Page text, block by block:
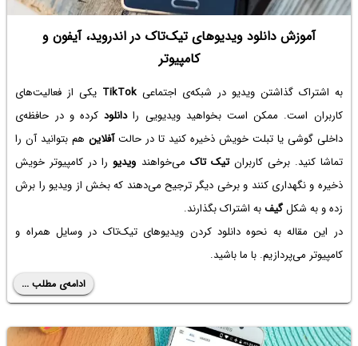
آموزش دانلود ویدیوهای تیک‌تاک در اندروید، آیفون و
کامپیوتر
به اشتراک گذاشتن ویدیو در شبکه‌ی اجتماعی TikTok یکی از فعالیت‌های
کاربران است. ممکن است بخواهید ویدیویی رادانلودکرده و در حافظه‌ی
داخلی گوشی یا تبلت خویش ذخیره کنید تا در حالتآفلاینهم بتوانید آن را
تماشا کنید. برخی کاربرانتیک تاک می‌خواهند ویدیو را در کامپیوتر خویش
ذخیره و نگهداری کنند و برخی دیگر ترجیح می‌دهند که بخش از ویدیو را برش
زده و به شکلگیفبه اشتراک بگذارند.
در این مقاله به نحوه دانلود کردن ویدیوهای تیک‌تاک در وسایل همراه و
کامپیوتر می‌پردازیم. با ما باشید.
ادامه‌ی مطلب ...